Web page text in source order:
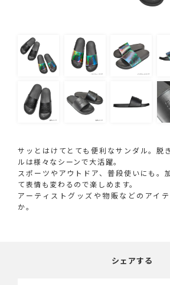
サッとはけてとても便利なサンダル。脱
ルは様々なシーンで大活躍。
スポーツやアウトドア、普段使いにも。
て表情も変わるので楽しめます。
アーティストグッズや物販などのアイ
か。
シェアする